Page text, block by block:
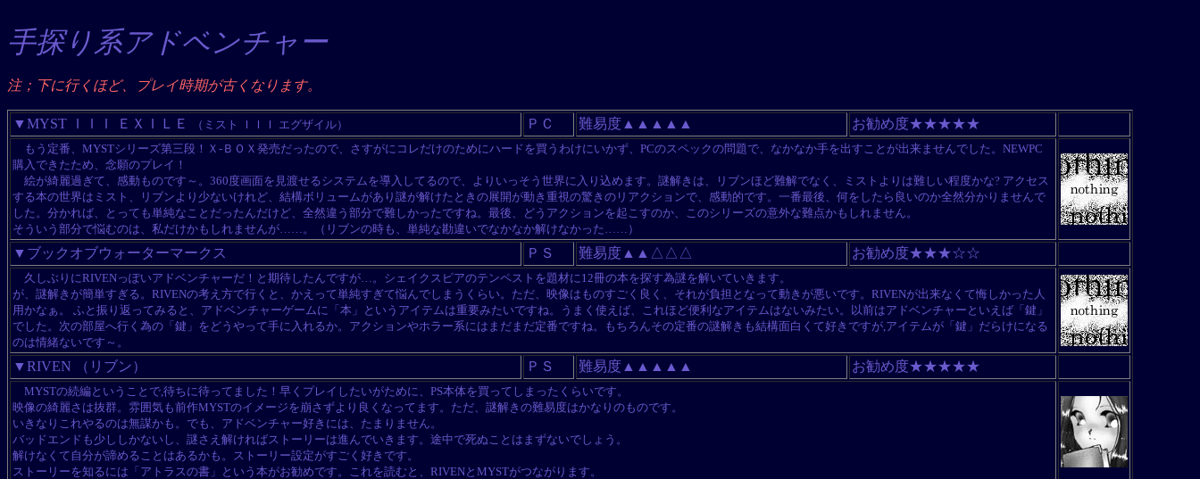
手探り系アドベンチャー
注；下に行くほど、プレイ時期が古くなります。
▼MYST ＩＩＩ ＥＸＩＬＥ （ミスト ＩＩＩ エグザイル） ＰＣ 難易度▲▲▲▲▲ お勧め度★★★★★
もう定番、MYSTシリーズ第三段！ Ｘ-ＢＯＸ発売だったので、さすがにコレだけのためにハードを買うわけにいかず、PCのスペックの問題で、なかなか手を出すことが出来ませんでした。NEWPC
購入できたため、念願のプレイ ！
絵が綺麗過ぎて、感動ものです～。 360度画面を見渡せるシステムを導入してるので、よりいっそう世界に入り込めます。謎解きは、リブンほど難解でなく、ミストよりは難しい程度かな? アクセス
する本の世界はミスト、リブンより少ないけれど、結構ボリュームがあり謎が解けたときの展開が動き重視の驚きのリアクションで、感動的です。一番最後、何をしたら良いのか全然分かりませんで
した。分かれば、とっても単純なことだったんだけど、全然違う部分で難しかったですね。最後、どうアクションを起こすのか、このシリーズの意外な難点かもしれません。
そういう部分で悩むのは、私だけかもしれませんが……。（リブンの時も、単純な勘違いでなかなか解けなかった……）
▼ブックオブウォーターマークス ＰＳ 難易度▲▲△△△ お勧め度★★★☆☆
久しぶりにRIVENっぽいアドベンチャーだ！と期待したんですが…。シェイクスピアのテンペストを題材に12冊の本を探す為謎を解いていきます。
が、謎解きが簡単すぎる。RIVENの考え方で行くと、かえって単純すぎて悩んでしまうくらい。ただ、映像はものすごく良く、それが負担となって動きが悪いです。RIVENが出来なくて悔しかった人
用かなぁ。 ふと振り返ってみると、アドベンチャーゲームに「本」というアイテムは重要みたいですね。うまく使えば、これほど便利なアイテムはないみたい。以前はアドベンチャーといえば「鍵」
でした。次の部屋へ行く為の「鍵」をどうやって手に入れるか。アクションやホラー系にはまだまだ定番ですね。もちろんその定番の謎解きも結構面白くて好きですが,アイテムが「鍵」だらけになる
のは情緒ないです～。
▼RIVEN （リブン） ＰＳ 難易度▲▲▲▲▲ お勧め度★★★★★
MYSTの続編ということで,待ちに待ってました！早くプレイしたいがために、PS本体を買ってしまったくらいです。
映像の綺麗さは抜群。雰囲気も前作MYSTのイメージを崩さずより良くなってます。ただ、謎解きの難易度はかなりのものです。
いきなりこれやるのは無謀かも。でも、アドベンチャー好きには、たまりません。
バッドエンドも少ししかないし、謎さえ解ければストーリーは進んでいきます。途中で死ぬことはまずないでしょう。
解けなくて自分が諦めることはあるかも。ストーリー設定がすごく好きです。
ストーリーを知るには「アトラスの書」という本がお勧めです。これを読むと、RIVENとMYSTがつながります。